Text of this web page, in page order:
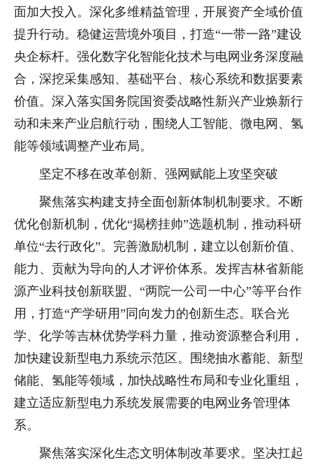
面加大投入。深化多维精益管理，开展资产全域价值
提升行动。稳健运营境外项目，打造“一带一路”建设
央企标杆。强化数字化智能化技术与电网业务深度融
合，深挖采集感知、基础平台、核心系统和数据要素
价值。深入落实国务院国资委战略性新兴产业焕新行
动和未来产业启航行动，围绕人工智能、微电网、氢
能等领域调整产业布局。
坚定不移在改革创新、强网赋能上攻坚突破
聚焦落实构建支持全面创新体制机制要求。不断
优化创新机制，优化“揭榜挂帅”选题机制，推动科研
单位“去行政化”。完善激励机制，建立以创新价值、
能力、贡献为导向的人才评价体系。发挥吉林省新能
源产业科技创新联盟、“两院一公司一中心”等平台作
用，打造“产学研用”同向发力的创新生态。联合光
学、化学等吉林优势学科力量，推动资源整合利用，
加快建设新型电力系统示范区。围绕抽水蓄能、新型
储能、氢能等领域，加快战略性布局和专业化重组，
建立适应新型电力系统发展需要的电网业务管理体
系。
聚焦落实深化生态文明体制改革要求。坚决扛起